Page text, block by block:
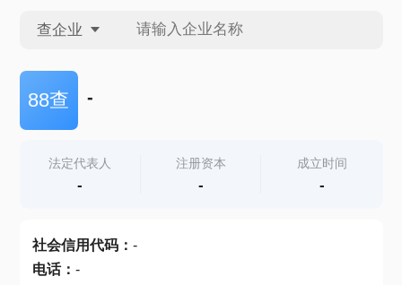
查企业
查企业
查产地
88查 -
法定代表人
-
注册资本
-
成立时间
-
社会信用代码： -
电话： -